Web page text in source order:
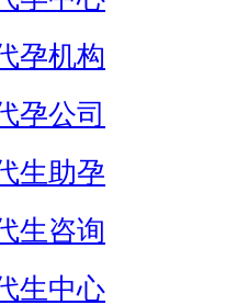
孕机构
孕公司
生助孕
生咨询
生中心